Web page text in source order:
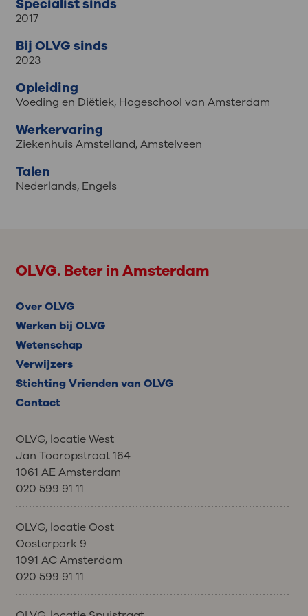
Specialist sinds
2017
Bij OLVG sinds
2023
Opleiding
Voeding en Diëtiek, Hogeschool van Amsterdam
Werkervaring
Ziekenhuis Amstelland, Amstelveen
Talen
Nederlands,Engels
OLVG. Beter in Amsterdam
Over OLVG
Werken bij OLVG
Wetenschap
Verwijzers
Stichting Vrienden van OLVG
Contact
OLVG, locatie West
Jan Tooropstraat 164
1061 AE Amsterdam
020 599 91 11
OLVG, locatie Oost
Oosterpark 9
1091 AC Amsterdam
020 599 91 11